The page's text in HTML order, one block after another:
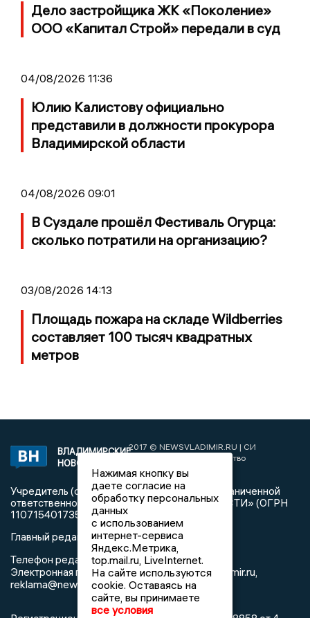
Дело застройщика ЖК «Поколение»
ООО «Капитал Строй» передали в суд
04/08/2026 11:36
Юлию Калистову официально
представили в должности прокурора
Владимирской области
04/08/2026 09:01
В Суздале прошёл Фестиваль Огурца:
сколько потратили на организацию?
03/08/2026 14:13
Площадь пожара на складе Wildberries
составляет 100 тысяч квадратных
метров
ВЛАДИМИРСКИЕ
НОВОСТИ
2017 © NEWSVLADIMIR.RU | СИ
«Информационное агентство
Учредитель (соучредители): Общество с ограниченной
ответственностью «РЕГИОНАЛЬНЫЕ НОВОСТИ» (ОГРН
1107154017354)
Главный редактор: Мазов С. А.
Телефон редакции:8 (4922) 666916
Электронная почта редакции:info@newsvladimir.ru,
reklama@newsvladimir.ru
Нажимая кнопку вы
даете согласие на
обработку персональных
данных
с использованием
интернет-сервиса
Яндекс.Метрика,
top.mail.ru, LiveInternet.
На сайте используются
cookie. Оставаясь на
сайте, вы принимаете
все условия